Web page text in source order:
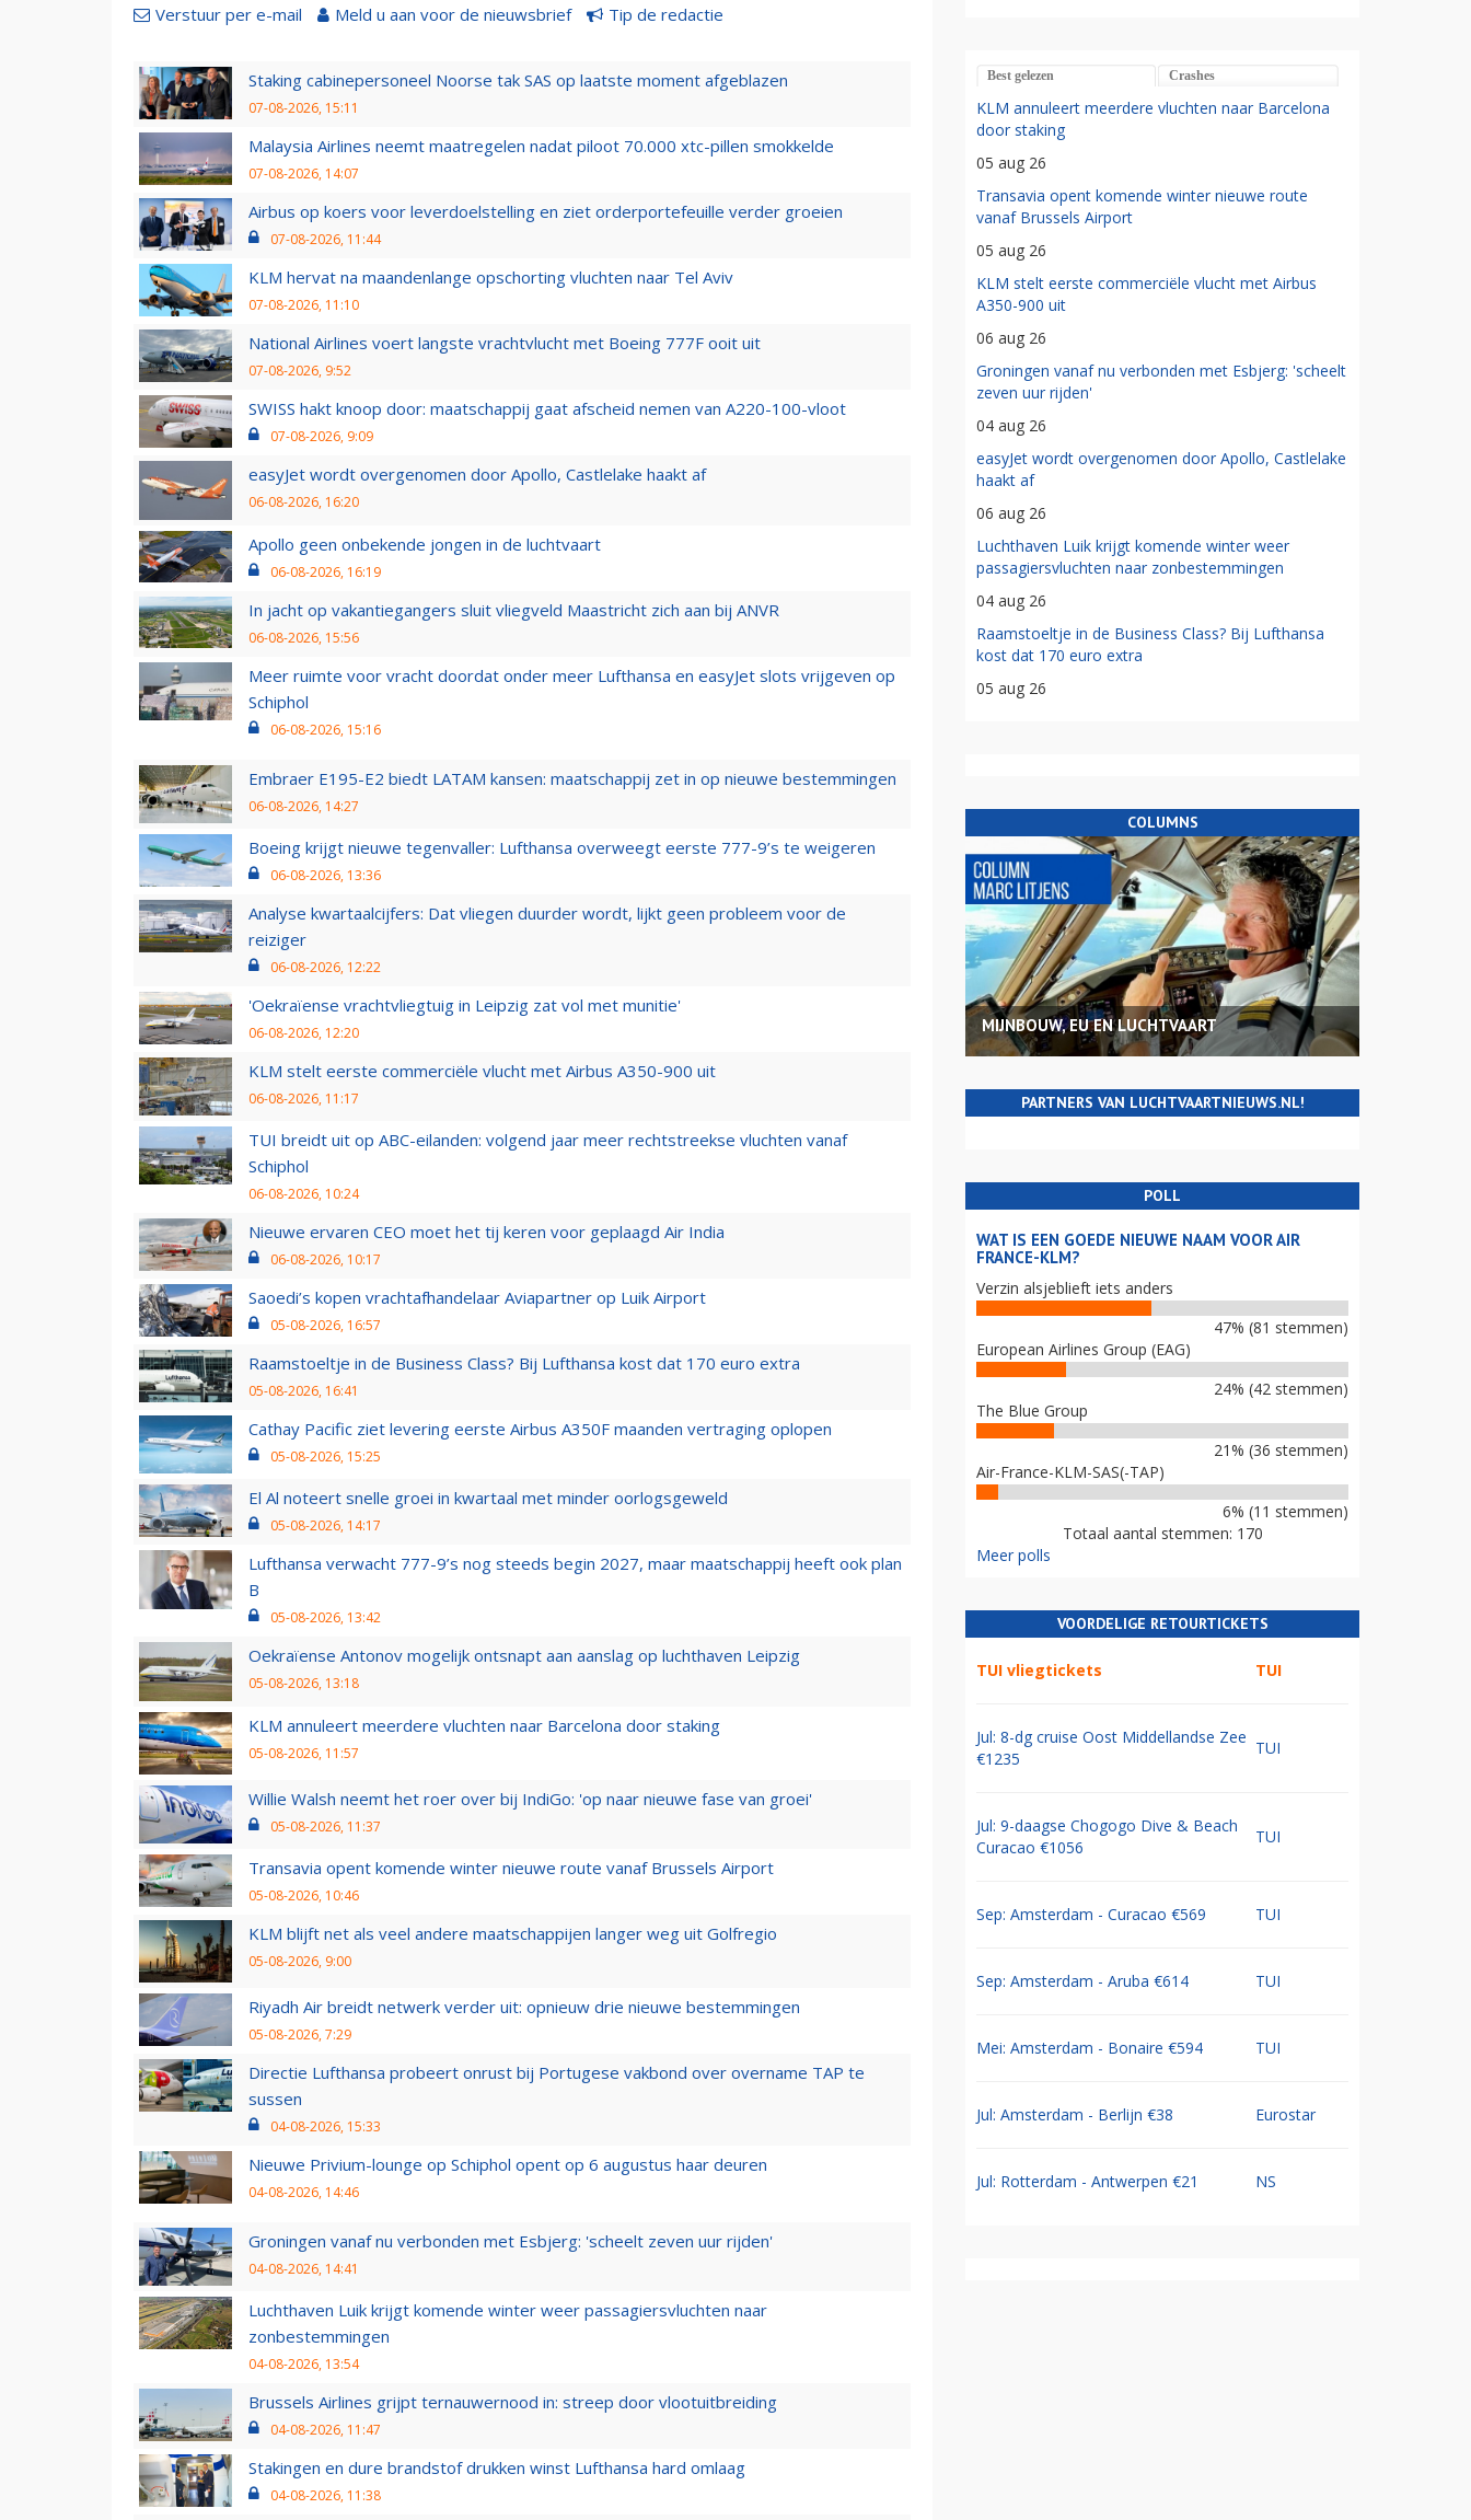
Verstuur per e-mail Meld u aan voor de nieuwsbrief Tip de redactie
Staking cabinepersoneel Noorse tak SAS op laatste moment afgeblazen
07-08-2026, 15:11
Malaysia Airlines neemt maatregelen nadat piloot 70.000 xtc-pillen smokkelde
07-08-2026, 14:07
Airbus op koers voor leverdoelstelling en ziet orderportefeuille verder groeien
07-08-2026, 11:44
KLM hervat na maandenlange opschorting vluchten naar Tel Aviv
07-08-2026, 11:10
National Airlines voert langste vrachtvlucht met Boeing 777F ooit uit
07-08-2026, 9:52
SWISS hakt knoop door: maatschappij gaat afscheid nemen van A220-100-vloot
07-08-2026, 9:09
easyJet wordt overgenomen door Apollo, Castlelake haakt af
06-08-2026, 16:20
Apollo geen onbekende jongen in de luchtvaart
06-08-2026, 16:19
In jacht op vakantiegangers sluit vliegveld Maastricht zich aan bij ANVR
06-08-2026, 15:56
Meer ruimte voor vracht doordat onder meer Lufthansa en easyJet slots vrijgeven op
Schiphol
06-08-2026, 15:16
Embraer E195-E2 biedt LATAM kansen: maatschappij zet in op nieuwe bestemmingen
06-08-2026, 14:27
Boeing krijgt nieuwe tegenvaller: Lufthansa overweegt eerste 777-9’s te weigeren
06-08-2026, 13:36
Analyse kwartaalcijfers: Dat vliegen duurder wordt, lijkt geen probleem voor de
reiziger
06-08-2026, 12:22
'Oekraïense vrachtvliegtuig in Leipzig zat vol met munitie'
06-08-2026, 12:20
KLM stelt eerste commerciële vlucht met Airbus A350-900 uit
06-08-2026, 11:17
TUI breidt uit op ABC-eilanden: volgend jaar meer rechtstreekse vluchten vanaf
Schiphol
06-08-2026, 10:24
Nieuwe ervaren CEO moet het tij keren voor geplaagd Air India
06-08-2026, 10:17
Saoedi’s kopen vrachtafhandelaar Aviapartner op Luik Airport
05-08-2026, 16:57
Raamstoeltje in de Business Class? Bij Lufthansa kost dat 170 euro extra
05-08-2026, 16:41
Cathay Pacific ziet levering eerste Airbus A350F maanden vertraging oplopen
05-08-2026, 15:25
El Al noteert snelle groei in kwartaal met minder oorlogsgeweld
05-08-2026, 14:17
Lufthansa verwacht 777-9’s nog steeds begin 2027, maar maatschappij heeft ook plan
B
05-08-2026, 13:42
Oekraïense Antonov mogelijk ontsnapt aan aanslag op luchthaven Leipzig
05-08-2026, 13:18
KLM annuleert meerdere vluchten naar Barcelona door staking
05-08-2026, 11:57
Willie Walsh neemt het roer over bij IndiGo: 'op naar nieuwe fase van groei'
05-08-2026, 11:37
Transavia opent komende winter nieuwe route vanaf Brussels Airport
05-08-2026, 10:46
KLM blijft net als veel andere maatschappijen langer weg uit Golfregio
05-08-2026, 9:00
Riyadh Air breidt netwerk verder uit: opnieuw drie nieuwe bestemmingen
05-08-2026, 7:29
Directie Lufthansa probeert onrust bij Portugese vakbond over overname TAP te
sussen
04-08-2026, 15:33
Nieuwe Privium-lounge op Schiphol opent op 6 augustus haar deuren
04-08-2026, 14:46
Groningen vanaf nu verbonden met Esbjerg: 'scheelt zeven uur rijden'
04-08-2026, 14:41
Luchthaven Luik krijgt komende winter weer passagiersvluchten naar
zonbestemmingen
04-08-2026, 13:54
Brussels Airlines grijpt ternauwernood in: streep door vlootuitbreiding
04-08-2026, 11:47
Stakingen en dure brandstof drukken winst Lufthansa hard omlaag
04-08-2026, 11:38
Best gelezen Crashes
KLM annuleert meerdere vluchten naar Barcelona
door staking
05 aug 26
Transavia opent komende winter nieuwe route
vanaf Brussels Airport
05 aug 26
KLM stelt eerste commerciële vlucht met Airbus
A350-900 uit
06 aug 26
Groningen vanaf nu verbonden met Esbjerg: 'scheelt
zeven uur rijden'
04 aug 26
easyJet wordt overgenomen door Apollo, Castlelake
haakt af
06 aug 26
Luchthaven Luik krijgt komende winter weer
passagiersvluchten naar zonbestemmingen
04 aug 26
Raamstoeltje in de Business Class? Bij Lufthansa
kost dat 170 euro extra
05 aug 26
COLUMNS
MIJNBOUW, EU EN LUCHTVAART
PARTNERS VAN LUCHTVAARTNIEUWS.NL!
POLL
WAT IS EEN GOEDE NIEUWE NAAM VOOR AIR
FRANCE-KLM?
Verzin alsjeblieft iets anders
47% (81 stemmen)
European Airlines Group (EAG)
24% (42 stemmen)
The Blue Group
21% (36 stemmen)
Air-France-KLM-SAS(-TAP)
6% (11 stemmen)
Totaal aantal stemmen: 170
Meer polls
VOORDELIGE RETOURTICKETS
TUI vliegtickets TUI
Jul: 8-dg cruise Oost Middellandse Zee
€1235
TUI
Jul: 9-daagse Chogogo Dive & Beach
Curacao €1056
TUI
Sep: Amsterdam - Curacao €569 TUI
Sep: Amsterdam - Aruba €614 TUI
Mei: Amsterdam - Bonaire €594 TUI
Jul: Amsterdam - Berlijn €38 Eurostar
Jul: Rotterdam - Antwerpen €21 NS